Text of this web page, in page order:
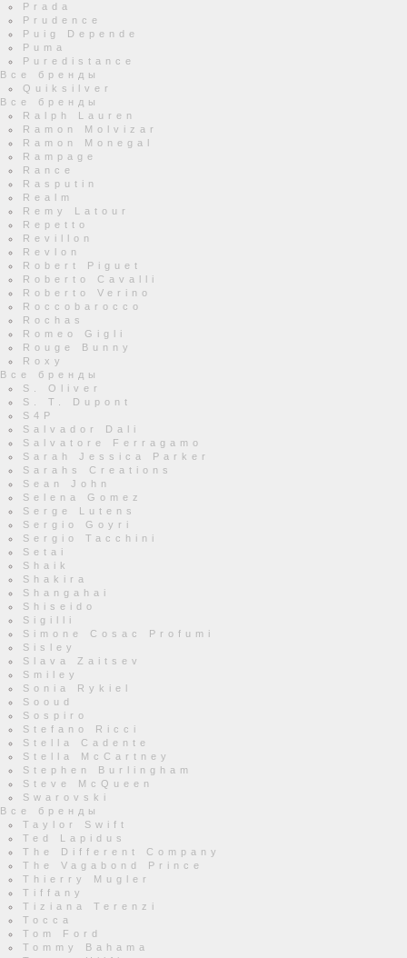
Prada
Prudence
Puig Depende
Puma
Puredistance
Все бренды
Quiksilver
Все бренды
Ralph Lauren
Ramon Molvizar
Ramon Monegal
Rampage
Rance
Rasputin
Realm
Remy Latour
Repetto
Revillon
Revlon
Robert Piguet
Roberto Cavalli
Roberto Verino
Roccobarocco
Rochas
Romeo Gigli
Rouge Bunny
Roxy
Все бренды
S. Oliver
S. T. Dupont
S4P
Salvador Dali
Salvatore Ferragamo
Sarah Jessica Parker
Sarahs Creations
Sean John
Selena Gomez
Serge Lutens
Sergio Goyri
Sergio Tacchini
Setai
Shaik
Shakira
Shangahai
Shiseido
Sigilli
Simone Cosac Profumi
Sisley
Slava Zaitsev
Smiley
Sonia Rykiel
Sooud
Sospiro
Stefano Ricci
Stella Cadente
Stella McCartney
Stephen Burlingham
Steve McQueen
Swarovski
Все бренды
Taylor Swift
Ted Lapidus
The Different Company
The Vagabond Prince
Thierry Mugler
Tiffany
Tiziana Terenzi
Tocca
Tom Ford
Tommy Bahama